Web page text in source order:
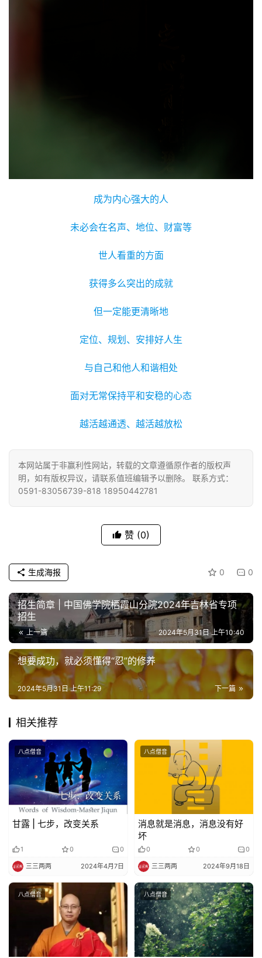
成为内心强大的人
未必会在名声、地位、财富等
世人看重的方面
获得多么突出的成就
但一定能更清晰地
定位、规划、安排好人生
与自己和他人和谐相处
面对无常保持平和安稳的心态
越活越通透、越活越放松
本网站属于非赢利性网站，转载的文章遵循原作者的版权声
明，如有版权异议，请联系值班编辑予以删除。 联系方式：
0591-83056739-818 18950442781
赞 (0)
0 0
生成海报
招生简章 | 中国佛学院栖霞山分院2024年吉林省专项
招生
上一篇 2024年5月31日 上午10:40
想要成功，就必须懂得“忍”的修养
下一篇
2024年5月31日 上午11:29
相关推荐
八点僧音
甘露 | 七步，改变关系
1 0 0
三三两两 2024年4月7日
八点僧音
消息就是消息，消息没有好
坏
0 0 0
三三两两 2024年9月18日
八点僧音 八点僧音